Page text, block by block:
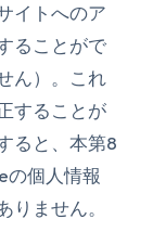
イトへのア
ることがで
ん）。これ
することが
ると、本第8
の個人情報
ません。